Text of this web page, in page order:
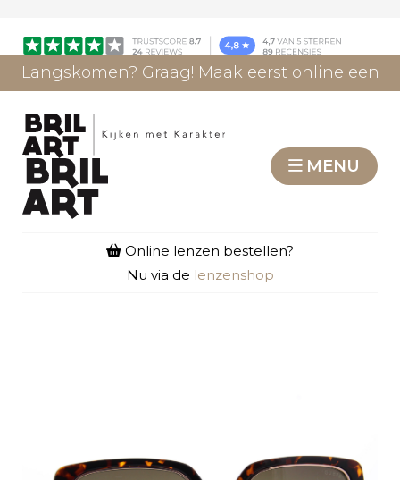
Langskomen? Graag! Maak eerst online een
MENU
Online lenzen bestellen?
Nu via de lenzenshop